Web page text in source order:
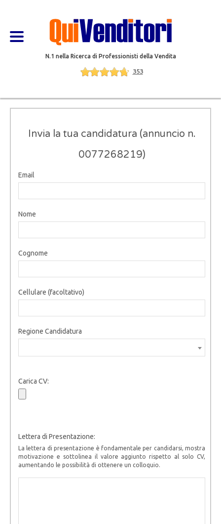
N.1 nella Ricerca di Professionisti della Vendita
353
Invia la tua candidatura (annuncio n.
0077268219)
Email
Nome
Cognome
Cellulare (facoltativo)
Regione Candidatura
Carica CV:
Lettera di Presentazione:
La lettera di presentazione è fondamentale per candidarsi, mostra
motivazione e sottolinea il valore aggiunto rispetto al solo CV,
aumentando le possibilità di ottenere un colloquio.